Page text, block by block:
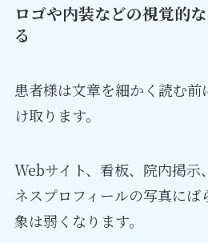
ロゴや内装などの視覚的
る
患者様は文章を細かく読む
け取ります。
Webサイト、看板、院内掲
ネスプロフィールの写真にば
象は弱くなります。